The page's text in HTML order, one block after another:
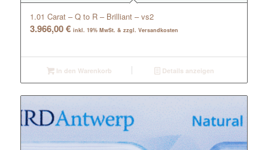
1.01 Carat – Q to R – Brilliant – vs2
3.966,00€ inkl. 19% MwSt. & zzgl. Versandkosten
In den Warenkorb Details anzeigen